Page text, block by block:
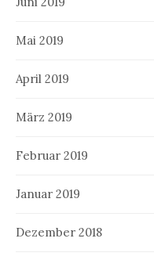
Mai 2019
April 2019
März 2019
Februar 2019
Januar 2019
Dezember 2018